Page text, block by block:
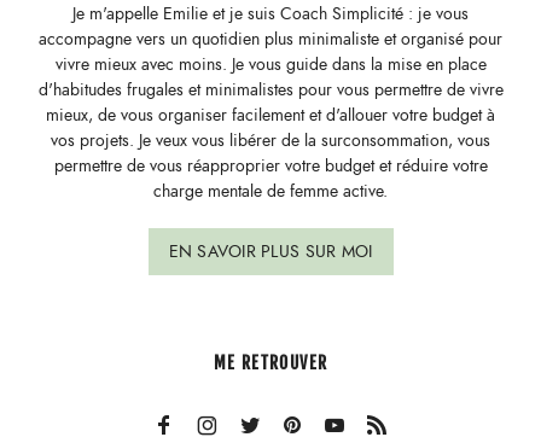
Je m'appelle Emilie et je suis Coach Simplicité : je vous
accompagne vers un quotidien plus minimaliste et organisé pour
vivre mieux avec moins. Je vous guide dans la mise en place
d'habitudes frugales et minimalistes pour vous permettre de vivre
mieux, de vous organiser facilement et d'allouer votre budget à
vos projets. Je veux vous libérer de la surconsommation, vous
permettre de vous réapproprier votre budget et réduire votre
charge mentale de femme active.
EN SAVOIR PLUS SUR MOI
ME RETROUVER